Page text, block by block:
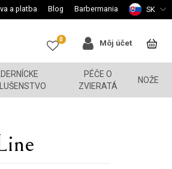
a platba Blog Barbermania SK
0 Môj účet
PÉČE O
ZVIERATÁ
NOŽE